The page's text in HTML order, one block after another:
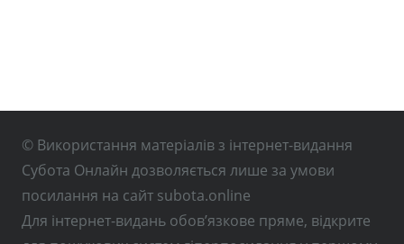
© Використання матеріалів з інтернет-видання
Субота Онлайн дозволяється лише за умови
посилання на сайт subota.online
Для інтернет-видань обов’язкове пряме, відкрите